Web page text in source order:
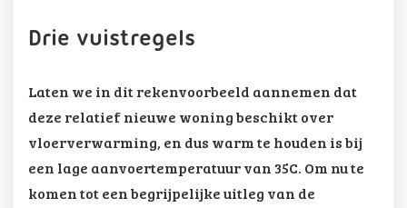
Drie vuistregels
Laten we in dit rekenvoorbeeld aannemen dat
deze relatief nieuwe woning beschikt over
vloerverwarming, en dus warm te houden is bij
een lage aanvoertemperatuur van 35C. Om nu te
komen tot een begrijpelijke uitleg van de